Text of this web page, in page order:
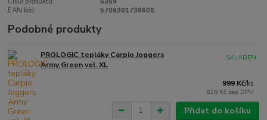
EAN kód:
5706301738608
Podobné produkty
PROLOGIC tepláky Carpio Joggers
Army Green vel. XL
999 Kč/ks
826 Kč bez DPH
SKLADEM
Přidat do košíku